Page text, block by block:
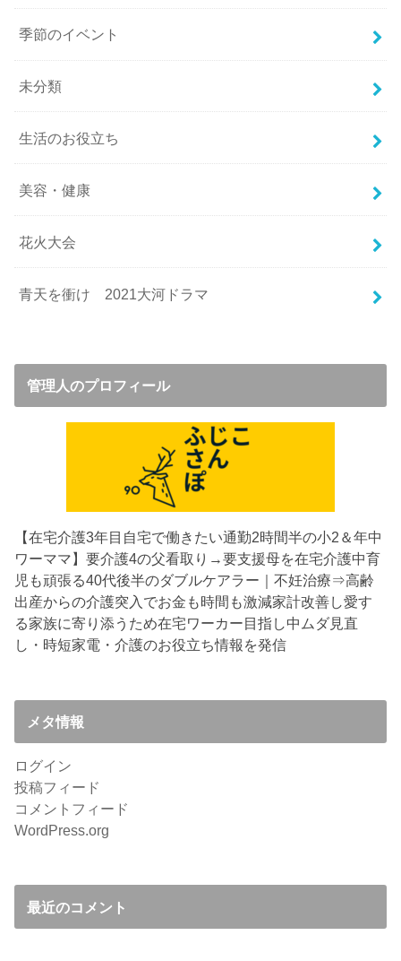
季節のイベント
未分類
生活のお役立ち
美容・健康
花火大会
青天を衝け 2021大河ドラマ
管理人のプロフィール
【在宅介護3年目 自宅で働きたい通勤2時間半の小2＆年中
ワーママ】要介護4の父看取り→要支援母を在宅介護中育
児も頑張る40代後半のダブルケアラー｜不妊治療⇒高齢
出産からの介護突入でお金も時間も激減家計改善し愛す
る家族に寄り添うため在宅ワーカー目指し中 ムダ見直
し・時短家電・介護のお役立ち情報を発信
メタ情報
ログイン
投稿フィード
コメントフィード
WordPress.org
最近のコメント